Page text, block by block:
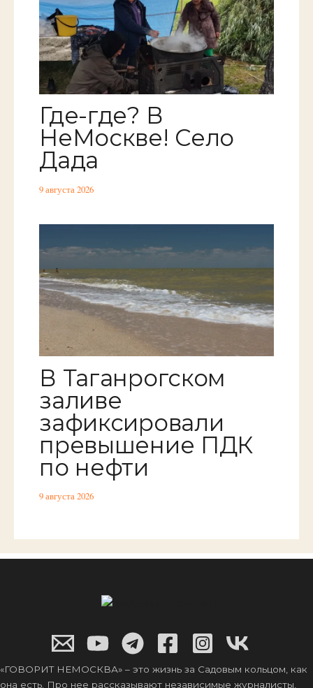
Где-где? В
НеМоскве! Село
Дада
9 августа 2026
В Таганрогском
заливе
зафиксировали
превышение ПДК
по нефти
9 августа 2026
«ГОВОРИТ НЕМОСКВА» – это жизнь за Садовым кольцом, как
она есть. Про нее рассказывают независимые журналисты,